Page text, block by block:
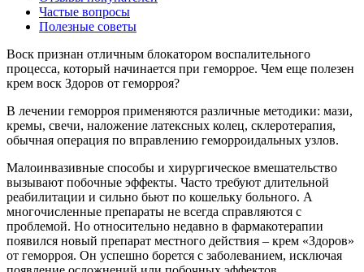
Частые вопросы
Полезные советы
Воск признан отличным блокатором воспалительного
процесса, который начинается при геморрое. Чем еще полезен
крем воск Здоров от геморроя?
В лечении геморроя применяются различные методики: мази,
кремы, свечи, наложение латексных колец, склеротерапия,
обычная операция по вправлению геморроидальных узлов.
Малоинвазивные способы и хирургическое вмешательство
вызывают побочные эффекты. Часто требуют длительной
реабилитации и сильно бьют по кошельку больного. А
многочисленные препараты не всегда справляются с
проблемой. Но относительно недавно в фармакотерапии
появился новый препарат местного действия – крем «Здоров»
от геморроя. Он успешно борется с заболеванием, исключая